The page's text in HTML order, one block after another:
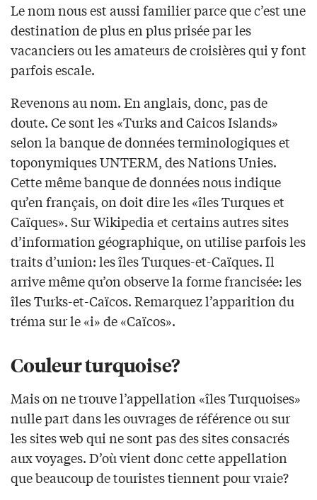
Le nom nous est aussi familier parce que c’est une
destination de plus en plus prisée par les
vacanciers ou les amateurs de croisières qui y font
parfois escale.
Revenons au nom. En anglais, donc, pas de
doute. Ce sont les «Turks and Caicos Islands»
selon la banque de données terminologiques et
toponymiques UNTERM, des Nations Unies.
Cette même banque de données nous indique
qu’en français, on doit dire les «îles Turques et
Caïques». Sur Wikipedia et certains autres sites
d’information géographique, on utilise parfois les
traits d’union: les îles Turques-et-Caïques. Il
arrive même qu’on observe la forme francisée: les
îles Turks-et-Caïcos. Remarquez l’apparition du
tréma sur le «i» de «Caïcos».
Couleur turquoise?
Mais on ne trouve l’appellation «îles Turquoises»
nulle part dans les ouvrages de référence ou sur
les sites web qui ne sont pas des sites consacrés
aux voyages. D’où vient donc cette appellation
que beaucoup de touristes tiennent pour vraie?